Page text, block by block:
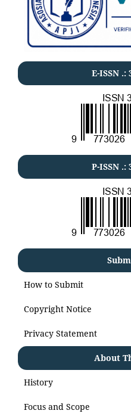
E-ISSN .:
P-ISSN .:
How to Submit
Copyright Notice
Privacy Statement
About
History
Focus and Scope